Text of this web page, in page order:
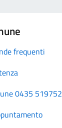
frequenti
0435 519752